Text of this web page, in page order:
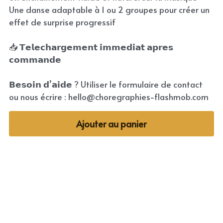
Une danse adaptable à 1 ou 2 groupes pour créer un
effet de surprise progressif
📥 𝗧𝗲𝗹𝗲𝗰𝗵𝗮𝗿𝗴𝗲𝗺𝗲𝗻𝘁 𝗶𝗺𝗺𝗲𝗱𝗶𝗮𝘁 𝗮𝗽𝗿𝗲𝘀
𝗰𝗼𝗺𝗺𝗮𝗻𝗱𝗲
𝗕𝗲𝘀𝗼𝗶𝗻 𝗱’𝗮𝗶𝗱𝗲 ? Utiliser le formulaire de contact
ou nous écrire : hello@choregraphies-flashmob.com
Ajouter au panier